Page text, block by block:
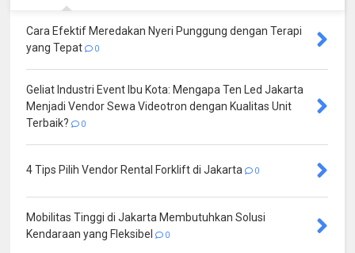
Cara Efektif Meredakan Nyeri Punggung dengan Terapi
yang Tepat
0
Geliat Industri Event Ibu Kota: Mengapa Ten Led Jakarta
Menjadi Vendor Sewa Videotron dengan Kualitas Unit
Terbaik?
0
4 Tips Pilih Vendor Rental Forklift di Jakarta 0
Mobilitas Tinggi di Jakarta Membutuhkan Solusi
Kendaraan yang Fleksibel
0